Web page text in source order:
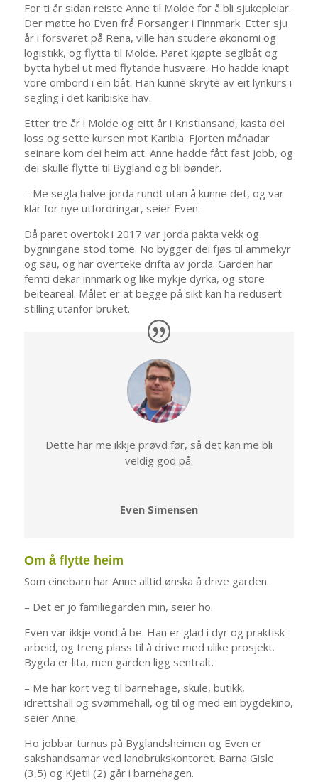
For ti år sidan reiste Anne til Molde for å bli sjukepleiar.
Der møtte ho Even frå Porsanger i Finnmark. Etter sju
år i forsvaret på Rena, ville han studere økonomi og
logistikk, og flytta til Molde. Paret kjøpte seglbåt og
bytta hybel ut med flytande husvære. Ho hadde knapt
vore ombord i ein båt. Han kunne skryte av eit lynkurs i
segling i det karibiske hav.
Etter tre år i Molde og eitt år i Kristiansand, kasta dei
loss og sette kursen mot Karibia. Fjorten månadar
seinare kom dei heim att. Anne hadde fått fast jobb, og
dei skulle flytte til Bygland og bli bønder.
– Me segla halve jorda rundt utan å kunne det, og var
klar for nye utfordringar, seier Even.
Då paret overtok i 2017 var jorda pakta vekk og
bygningane stod tome. No bygger dei fjøs til ammekyr
og sau, og har overteke drifta av jorda. Garden har
femti dekar innmark og like mykje dyrka, og store
beiteareal. Målet er at begge på sikt kan ha redusert
stilling utanfor bruket.
Dette har me ikkje prøvd før, så det kan me bli
veldig god på.
Even Simensen
Om å flytte heim
Som einebarn har Anne alltid ønska å drive garden.
– Det er jo familiegarden min, seier ho.
Even var ikkje vond å be. Han er glad i dyr og praktisk
arbeid, og treng plass til å drive med ulike prosjekt.
Bygda er lita, men garden ligg sentralt.
– Me har kort veg til barnehage, skule, butikk,
idrettshall og svømmehall, og til og med ein bygdekino,
seier Anne.
Ho jobbar turnus på Byglandsheimen og Even er
sakshandsamar ved landbrukskontoret. Barna Gisle
(3,5) og Kjetil (2) går i barnehagen.